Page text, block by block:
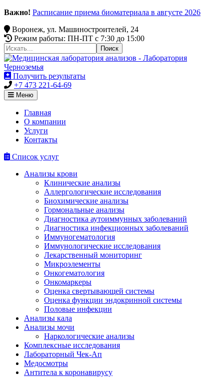
Важно! Расписание приема биоматериала в августе 2026
Воронеж, ул. Машиностроителей, 24
Режим работы: ПН-ПТ c 7:30 до 15:00
Получить результаты
+7 473 221-64-69
Меню
Главная
О компании
Услуги
Контакты
Список услуг
Анализы крови
Клинические анализы
Аллергологические исследования
Биохимические анализы
Гормональные анализы
Диагностика аутоиммунных заболеваний
Диагностика инфекционных заболеваний
Иммуногематология
Иммунологические исследования
Лекарственный мониторинг
Микроэлементы
Онкогематология
Онкомаркеры
Оценка свертывающей системы
Оценка функции эндокринной системы
Половые инфекции
Анализы кала
Анализы мочи
Наркологические анализы
Комплексные исследования
Лабораторный Чек-Ап
Медосмотры
Антитела к коронавирусу